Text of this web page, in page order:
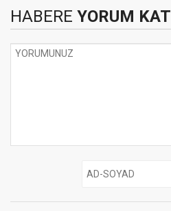
HABERE YORUM KAT